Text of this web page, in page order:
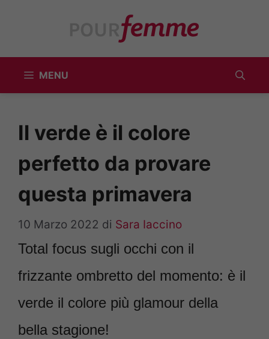
MENU
Il verde è il colore
perfetto da provare
questa primavera
10 Marzo 2022 di Sara Iaccino
Total focus sugli occhi con il
frizzante ombretto del momento: è il
verde il colore più glamour della
bella stagione!